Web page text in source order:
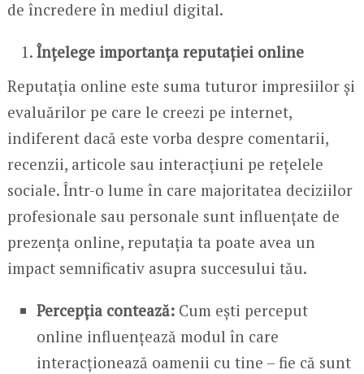
de încredere în mediul digital.
Înțelege importanța reputației online
Reputația online este suma tuturor impresiilor și
evaluărilor pe care le creezi pe internet,
indiferent dacă este vorba despre comentarii,
recenzii, articole sau interacțiuni pe rețelele
sociale. Într-o lume în care majoritatea deciziilor
profesionale sau personale sunt influențate de
prezența online, reputația ta poate avea un
impact semnificativ asupra succesului tău.
Percepția contează: Cum ești perceput
online influențează modul în care
interacționează oamenii cu tine – fie că sunt